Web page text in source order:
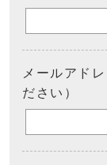
メールアド
ださい）